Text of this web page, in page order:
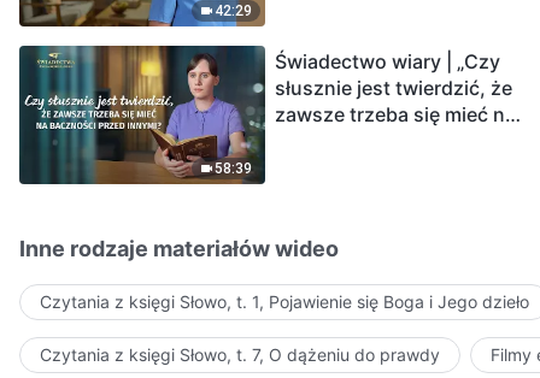
42:29
58:39
Świadectwo wiary | „Czy
słusznie jest twierdzić, że
zawsze trzeba się mieć na
Inne rodzaje materiałów wideo
Czytania z księgi Słowo, t. 1, Pojawienie się Boga i Jego dzieło
Czytania z księgi Słowo, t. 7, O dążeniu do prawdy Filmy